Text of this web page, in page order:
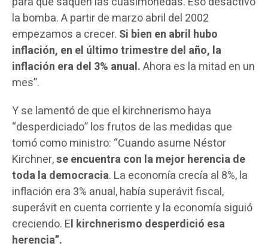
la bomba. A partir de marzo abril del 2002
empezamos a crecer. Si bien en abril hubo
inflación, en el último trimestre del año, la
inflación era del 3% anual.Ahora es la mitad en un
mes”.
Y se lamentó de que el kirchnerismo haya
“desperdiciado” los frutos de las medidas que
tomó como ministro: “Cuando asume Néstor
Kirchner,se encuentra con la mejor herencia de
toda la democracia. La economía crecía al 8%, la
inflación era 3% anual, había superávit fiscal,
superávit en cuenta corriente y la economía siguió
creciendo. El kirchnerismo desperdició esa
herencia”.